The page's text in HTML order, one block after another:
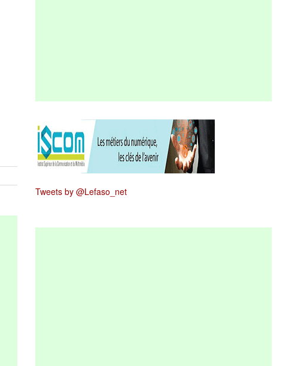
Tweets by @Lefaso_net